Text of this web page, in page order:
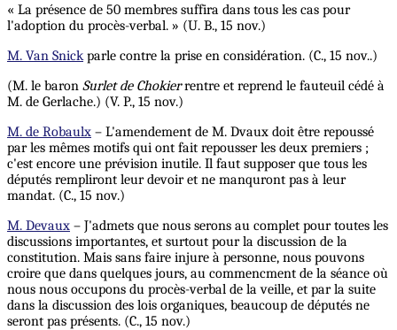
« La présence de 50 membres suffira dans tous les cas pour
l'adoption du procès-verbal. » (U. B., 15 nov.)
M. Van Snickparle contre la prise en considération. (C., 15 nov..)
(M. le baron Surlet de Chokierrentre et reprend le fauteuil cédé à
M. de Gerlache.) (V. P., 15 nov.)
M. de Robaulx – L'amendement de M. Dvaux doit être repoussé
par les mêmes motifs qui ont fait repousser les deux premiers ;
c'est encore une prévision inutile. Il faut supposer que tous les
députés rempliront leur devoir et ne manquront pas à leur
mandat. (C., 15 nov.)
M. Devaux – J'admets que nous serons au complet pour toutes les
discussions importantes, et surtout pour la discussion de la
constitution. Mais sans faire injure à personne, nous pouvons
croire que dans quelques jours, au commencment de la séance où
nous nous occupons du procès-verbal de la veille, et par la suite
dans la discussion des lois organiques, beaucoup de députés ne
seront pas présents. (C., 15 nov.)